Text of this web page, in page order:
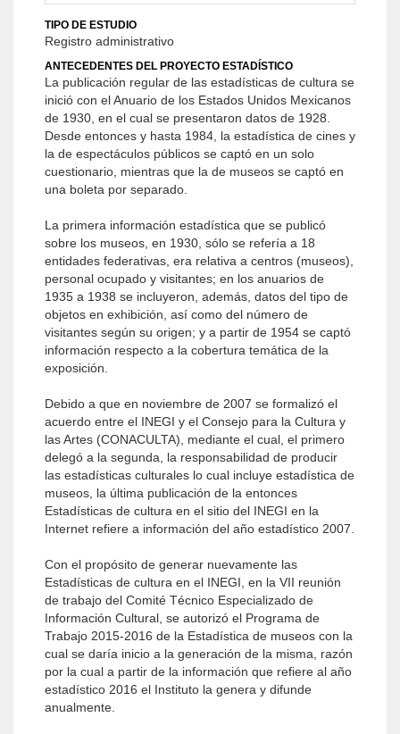
TIPO DE ESTUDIO
Registro administrativo
ANTECEDENTES DEL PROYECTO ESTADÍSTICO
La publicación regular de las estadísticas de cultura se
inició con el Anuario de los Estados Unidos Mexicanos
de 1930, en el cual se presentaron datos de 1928.
Desde entonces y hasta 1984, la estadística de cines y
la de espectáculos públicos se captó en un solo
cuestionario, mientras que la de museos se captó en
una boleta por separado.
La primera información estadística que se publicó
sobre los museos, en 1930, sólo se refería a 18
entidades federativas, era relativa a centros (museos),
personal ocupado y visitantes; en los anuarios de
1935 a 1938 se incluyeron, además, datos del tipo de
objetos en exhibición, así como del número de
visitantes según su origen; y a partir de 1954 se captó
información respecto a la cobertura temática de la
exposición.
Debido a que en noviembre de 2007 se formalizó el
acuerdo entre el INEGI y el Consejo para la Cultura y
las Artes (CONACULTA), mediante el cual, el primero
delegó a la segunda, la responsabilidad de producir
las estadísticas culturales lo cual incluye estadística de
museos, la última publicación de la entonces
Estadísticas de cultura en el sitio del INEGI en la
Internet refiere a información del año estadístico 2007.
Con el propósito de generar nuevamente las
Estadísticas de cultura en el INEGI, en la VII reunión
de trabajo del Comité Técnico Especializado de
Información Cultural, se autorizó el Programa de
Trabajo 2015-2016 de la Estadística de museos con la
cual se daría inicio a la generación de la misma, razón
por la cual a partir de la información que refiere al año
estadístico 2016 el Instituto la genera y difunde
anualmente.